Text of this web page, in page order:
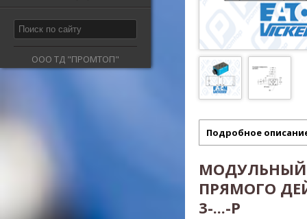
ООО ТД "ПРОМТОП"
Подробное
МОДУЛЬНЫЙ
ПРЯМОГО
3-...-P